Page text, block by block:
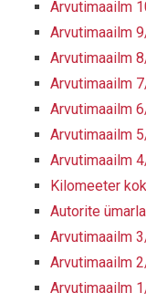
Arvutimaailm
Arvutimaailm
Arvutimaailm
Arvutimaailm
Arvutimaailm
Arvutimaailm
Arvutimaailm
Kilomeeter
Autorite
Arvutimaailm
Arvutimaailm
Arvutimaailm